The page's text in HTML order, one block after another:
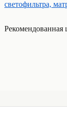
светофильтра,
Рекомендованная